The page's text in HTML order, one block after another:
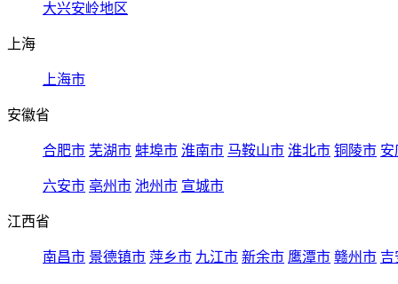
大兴安岭地区
上海
上海市
安徽省
合肥市 芜湖市 蚌埠市 淮南市 马鞍山市 淮北市 铜陵市 安
六安市 亳州市 池州市 宣城市
江西省
南昌市 景德镇市 萍乡市 九江市 新余市 鹰潭市 赣州市 吉